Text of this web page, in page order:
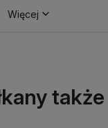
Więcej